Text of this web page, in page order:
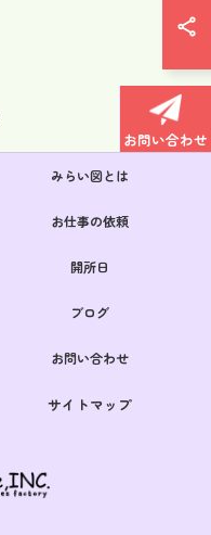
お問い合わせ
みらい図とは
お仕事の依頼
開所日
ブログ
お問い合わせ
サイトマップ